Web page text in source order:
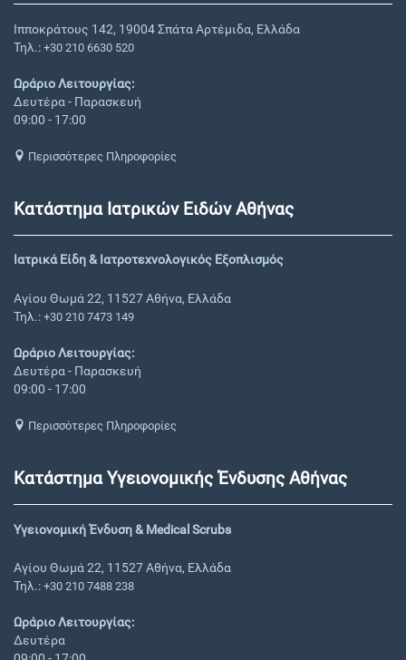
Ιπποκράτους 142, 19004 Σπάτα Αρτέμιδα, Ελλάδα
Τηλ.: +30 210 6630 520
Ωράριο Λειτουργίας:
Δευτέρα - Παρασκευή
09:00 - 17:00
Περισσότερες Πληροφορίες
Κατάστημα Ιατρικών Ειδών Αθήνας
Ιατρικά Είδη & Ιατροτεχνολογικός Εξοπλισμός
Αγίου Θωμά 22, 11527 Αθήνα, Ελλάδα
Τηλ.: +30 210 7473 149
Ωράριο Λειτουργίας:
Δευτέρα - Παρασκευή
09:00 - 17:00
Περισσότερες Πληροφορίες
Κατάστημα Υγειονομικής Ένδυσης Αθήνας
Υγειονομική Ένδυση & Medical Scrubs
Αγίου Θωμά 22, 11527 Αθήνα, Ελλάδα
Τηλ.: +30 210 7488 238
Ωράριο Λειτουργίας:
Δευτέρα